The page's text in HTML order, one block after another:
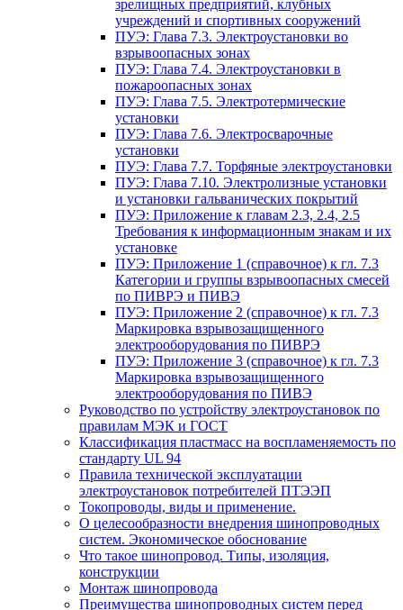
зрелищных предприятий, клубных
учреждений и спортивных сооружений
ПУЭ: Глава 7.3. Электроустановки во
взрывоопасных зонах
ПУЭ: Глава 7.4. Электроустановки в
пожароопасных зонах
ПУЭ: Глава 7.5. Электротермические
установки
ПУЭ: Глава 7.6. Электросварочные
установки
ПУЭ: Глава 7.7. Торфяные электроустановки
ПУЭ: Глава 7.10. Электролизные установки
и установки гальванических покрытий
ПУЭ: Приложение к главам 2.3, 2.4, 2.5
Требования к информационным знакам и их
установке
ПУЭ: Приложение 1 (справочное) к гл. 7.3
Категории и группы взрывоопасных смесей
по ПИВРЭ и ПИВЭ
ПУЭ: Приложение 2 (справочное) к гл. 7.3
Маркировка взрывозащищенного
электрооборудования по ПИВРЭ
ПУЭ: Приложение 3 (справочное) к гл. 7.3
Маркировка взрывозащищенного
электрооборудования по ПИВЭ
Руководство по устройству электроустановок по
правилам МЭК и ГОСТ
Классификация пластмасс на воспламеняемость по
стандарту UL 94
Правила технической эксплуатации
электроустановок потребителей ПТЭЭП
Токопроводы, виды и применение.
О целесообразности внедрения шинопроводных
систем. Экономическое обоснование
Что такое шинопровод. Типы, изоляция,
конструкции
Монтаж шинопровода
Преимущества шинопроводных систем перед